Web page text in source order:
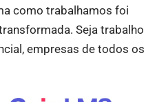
como trabalhamos foi
Seja
empresas de todos os